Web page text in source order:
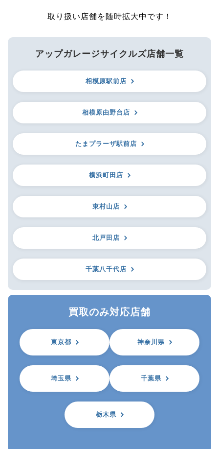
取り扱い店舗を随時拡大中です！
アップガレージサイクルズ店舗一覧
相模原駅前店
相模原由野台店
たまプラーザ駅前店
横浜町田店
東村山店
北戸田店
千葉八千代店
買取のみ対応店舗
東京都 神奈川県
埼玉県 千葉県
栃木県